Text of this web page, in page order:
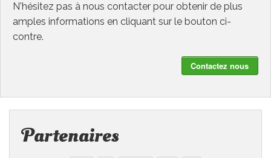
N'hésitez pas à nous contacter pour obtenir de plus
amples informations en cliquant sur le bouton ci-
contre.
Contactez nous
Partenaires